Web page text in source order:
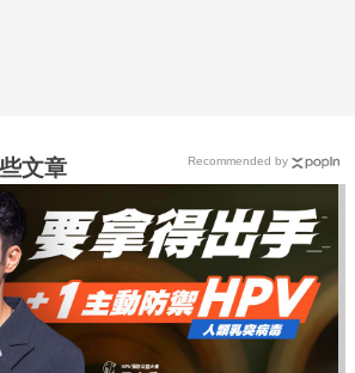
文章 Recommended by